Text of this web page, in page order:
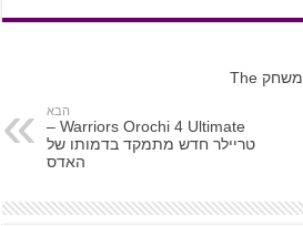
ניתוח שדה – ביקורת המשחק The
הבא
Warriors Orochi 4 Ultimate –
טריילר חדש מתמקד בדמותו של
האדס